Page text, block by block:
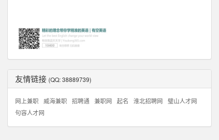
友情链接 (QQ: 38889739)
网上兼职 威海兼职 招聘通 兼职网 起名 淮北招聘网
璧山人才网
句容人才网